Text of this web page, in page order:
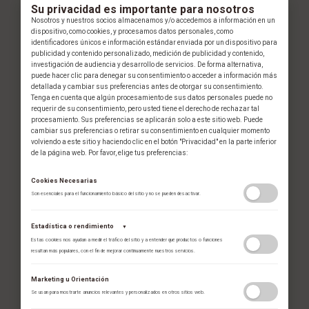
Nuevos Modelos 2026
Oyster Perpetual 28 y 34
Su privacidad es importante para nosotros
Nosotros y nuestros socios almacenamos y/o accedemos a información en un
dispositivo, como cookies, y procesamos datos personales, como
identificadores únicos e información estándar enviada por un dispositivo para
publicidad y contenido personalizado, medición de publicidad y contenido,
investigación de audiencia y desarrollo de servicios. De forma alternativa,
puede hacer clic para denegar su consentimiento o acceder a información más
detallada y cambiar sus preferencias antes de otorgar su consentimiento.
Tenga en cuenta que algún procesamiento de sus datos personales puede no
requerir de su consentimiento, pero usted tiene el derecho de rechazar tal
procesamiento. Sus preferencias se aplicarán solo a este sitio web. Puede
cambiar sus preferencias o retirar su consentimiento en cualquier momento
volviendo a este sitio y haciendo clic en el botón "Privacidad" en la parte inferior
de la página web. Por favor, elige tus preferencias:
Cookies Necesarias
Son esenciales para el funcionamiento básico del sitio y no se pueden desactivar.
Estadística o rendimiento ▼
Estas cookies nos ayudan a medir el tráfico del sitio y a entender qué productos o funciones
resultan más populares, con el fin de mejorar continuamente nuestros servicios.
Utilizamos Adobe Analytics para recopilar datos de uso anónimos, lo que nos
permite analizar el rendimiento de nuestro contenido y las interacciones de
Marketing u Orientación
Se usan para mostrarte anuncios relevantes y personalizados en otros sitios web.